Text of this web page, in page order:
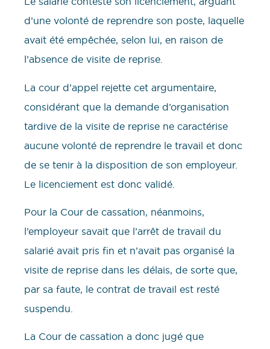
d’une volonté de reprendre son poste, laquelle
avait été empêchée, selon lui, en raison de
l’absence de visite de reprise.
La cour d’appel rejette cet argumentaire,
considérant que la demande d’organisation
tardive de la visite de reprise ne caractérise
aucune volonté de reprendre le travail et donc
de se tenir à la disposition de son employeur.
Le licenciement est donc validé.
Pour la Cour de cassation, néanmoins,
l’employeur savait que l’arrêt de travail du
salarié avait pris fin et n’avait pas organisé la
visite de reprise dans les délais, de sorte que,
par sa faute, le contrat de travail est resté
suspendu.
La Cour de cassation a donc jugé que